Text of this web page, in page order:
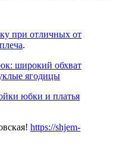
при отличных от
.
широкий обхват
ягодицы
юбки и платья
https://shjem-